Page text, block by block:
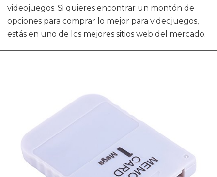
videojuegos. Si quieres encontrar un montón de
opciones para comprar lo mejor para videojuegos,
estás en uno de los mejores sitios web del mercado.